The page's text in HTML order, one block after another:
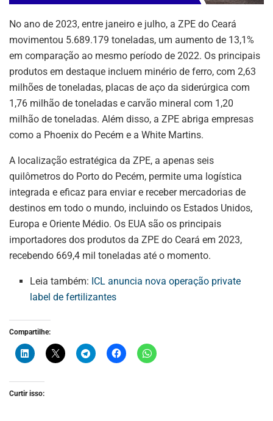
No ano de 2023, entre janeiro e julho, a ZPE do Ceará
movimentou 5.689.179 toneladas, um aumento de 13,1%
em comparação ao mesmo período de 2022. Os principais
produtos em destaque incluem minério de ferro, com 2,63
milhões de toneladas, placas de aço da siderúrgica com
1,76 milhão de toneladas e carvão mineral com 1,20
milhão de toneladas. Além disso, a ZPE abriga empresas
como a Phoenix do Pecém e a White Martins.
A localização estratégica da ZPE, a apenas seis
quilômetros do Porto do Pecém, permite uma logística
integrada e eficaz para enviar e receber mercadorias de
destinos em todo o mundo, incluindo os Estados Unidos,
Europa e Oriente Médio. Os EUA são os principais
importadores dos produtos da ZPE do Ceará em 2023,
recebendo 669,4 mil toneladas até o momento.
Leia também: ICL anuncia nova operação private
label de fertilizantes
Compartilhe:
Curtir isso:
ASSINE NOSSA
NEWSLETTER